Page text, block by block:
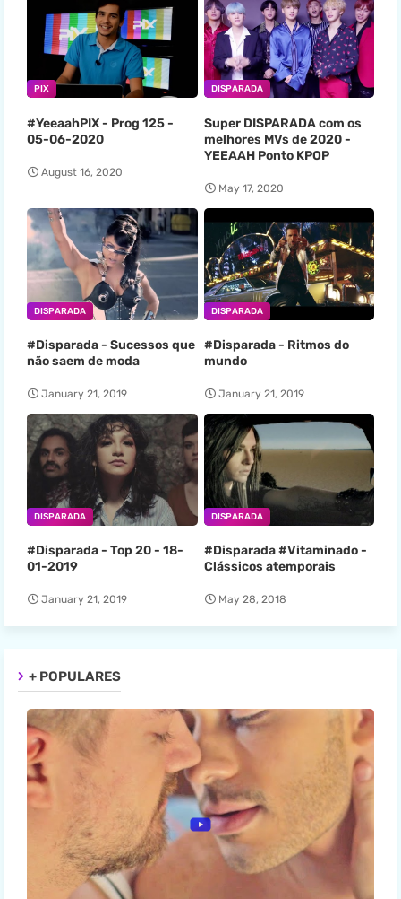
PIX
#YeeaahPIX - Prog 125 -
05-06-2020
August 16, 2020
DISPARADA
Super DISPARADA com os
melhores MVs de 2020 -
YEEAAH Ponto KPOP
May 17, 2020
DISPARADA
#Disparada - Sucessos que
não saem de moda
January 21, 2019
DISPARADA
#Disparada - Ritmos do
mundo
January 21, 2019
DISPARADA
#Disparada - Top 20 - 18-
01-2019
January 21, 2019
DISPARADA
#Disparada #Vitaminado -
Clássicos atemporais
May 28, 2018
+ POPULARES